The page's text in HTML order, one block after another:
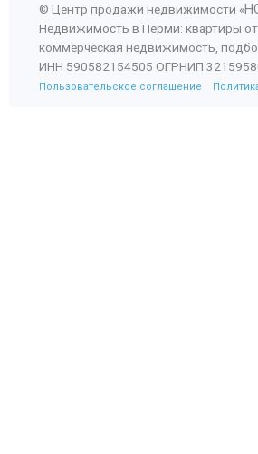
© Центр продажи недвижимости «
Недвижимость в Перми: квартиры
коммерческая недвижимость,
ИНН 590582154505 ОГРНИП
Пользовательское соглашение